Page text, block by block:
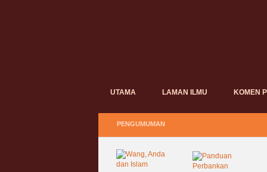
UTAMA LAMAN ILMU KOMEN
PENGUMUMAN